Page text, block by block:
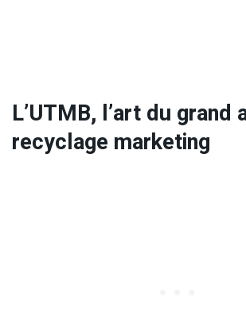
L’UTMB, l’art du grand
recyclage marketing